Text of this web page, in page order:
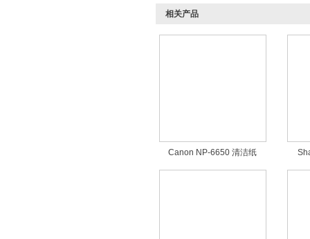
相关产品
Canon ​NP-6650 清洁纸